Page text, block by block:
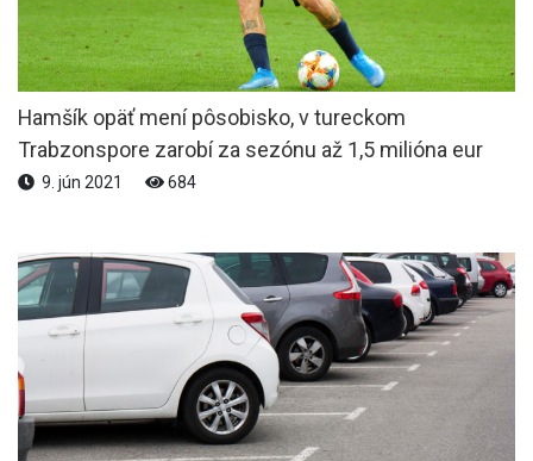
Hamšík opäť mení pôsobisko, v tureckom
Trabzonspore zarobí za sezónu až 1,5 milióna eur
9. jún 2021 684